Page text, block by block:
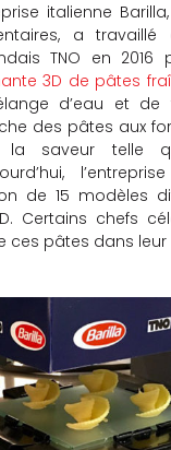
italienne
a travaillé
TNO en 2016
3D de pâtes
d’eau et de
des pâtes aux
la saveur telle
de 15 modèles
Certains chefs
ces pâtes dans leur